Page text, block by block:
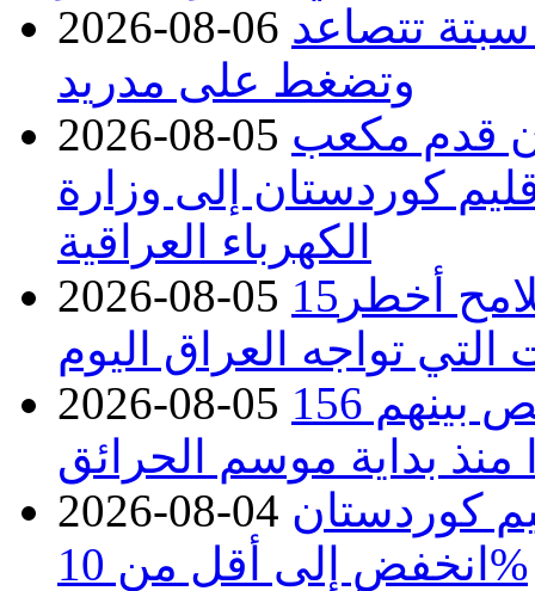
2026-08-06 تتصاعد
وتضغط على مدريد
2026-08-05 توريد 100 مليون قدم مكعب
كوردستان إلى وزارة
الكهرباء العراقية
2026-08-05 15كارثة بيئية ومناخية ترسم ملامح أخطر
التي تواجه العراق اليوم
2026-08-05 حرائق فرنسا.. توقيف 402 شخص بينهم 156
منذ بداية موسم الحرائق
2026-08-04 كوردستان
انخفض إلى أقل من 10%